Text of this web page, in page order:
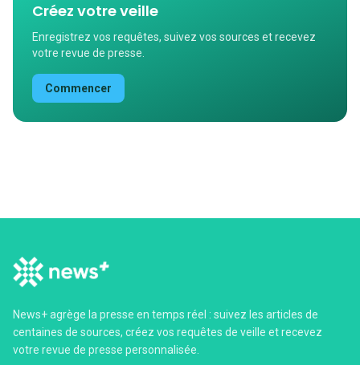
Créez votre veille
Enregistrez vos requêtes, suivez vos sources et recevez
votre revue de presse.
Commencer
News+ agrège la presse en temps réel : suivez les articles de
centaines de sources, créez vos requêtes de veille et recevez
votre revue de presse personnalisée.